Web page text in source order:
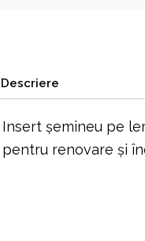
Descriere
Insert șemineu pe
pentru renovare și